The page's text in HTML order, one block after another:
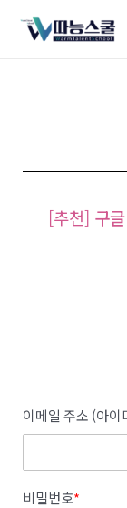
[추천] 구
이메일 주소 (아이
비밀번호*